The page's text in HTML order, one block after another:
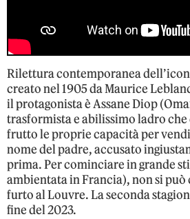
Rilettura contemporanea
creato nel 1905 da Maurice
il protagonista è Assane Diop
trasformista e abilissimo ladro
frutto le proprie capacità per
nome del padre, accusato
prima. Per cominciare in grande
ambientata in Francia), non si può
furto al Louvre. La seconda
fine del 2023.